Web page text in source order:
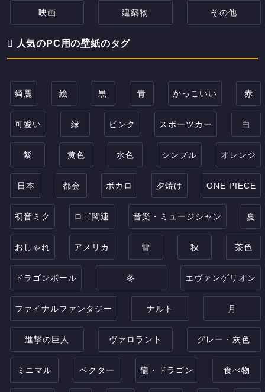
映画 建築物 その他
人気のPC用の壁紙のタグ
綺麗 絵 黒 青 かっこいい 赤
可愛い 緑 ピンク スポーツカー 白
紫 黄色 水色 シンプル オレンジ
日本 都会 ボカロ 夕焼け ONE PIECE
初音ミク ロゴ関連 音楽・ミュージシャン 夏
おしゃれ アメリカ 雪 秋 茶色
ドラゴンボール 冬 エヴァンゲリオン
ファイナルファンタジー ナルト 月
進撃の巨人 ヴァロラント グレー・灰色
ミニマル ベクター 龍・ドラゴン 食べ物